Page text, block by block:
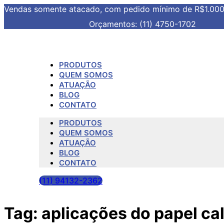
Vendas somente atacado, com pedido mínimo de R$1.000
Orçamentos: (11) 4750-1702
PRODUTOS
QUEM SOMOS
ATUAÇÃO
BLOG
CONTATO
PRODUTOS
QUEM SOMOS
ATUAÇÃO
BLOG
CONTATO
(11) 94132-2362
Tag: aplicações do papel